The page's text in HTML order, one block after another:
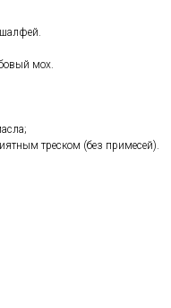
мох.
треском (без примесей).